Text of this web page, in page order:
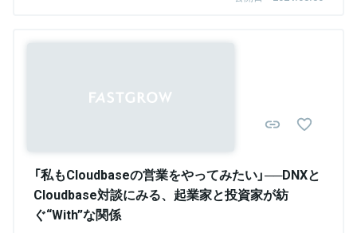
「私もCloudbaseの営業をやってみたい」──DNXと
Cloudbase対談にみる、起業家と投資家が紡
ぐ“With”な関係